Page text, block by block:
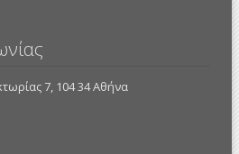
7, 104 34 Αθήνα